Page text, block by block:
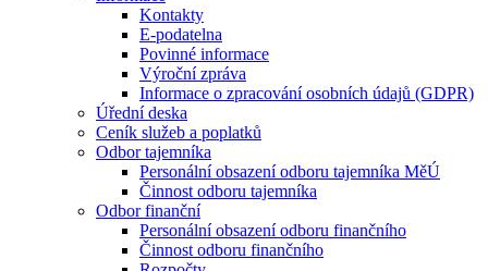
Kontakty
E-podatelna
Povinné informace
Výroční zpráva
Informace o zpracování osobních údajů (GDPR)
Úřední deska
Ceník služeb a poplatků
Odbor tajemníka
Personální obsazení odboru tajemníka MěÚ
Činnost odboru tajemníka
Odbor finanční
Personální obsazení odboru finančního
Činnost odboru finančního